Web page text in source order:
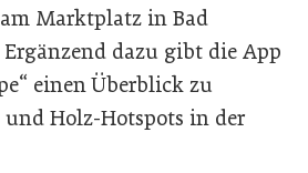
Marktplatz in Bad
Ergänzend dazu gibt die App
einen Überblick zu
Holz-Hotspots in der